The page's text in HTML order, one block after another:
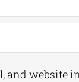
and website